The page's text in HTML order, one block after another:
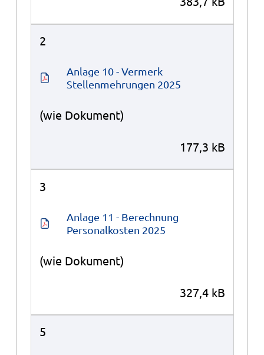
2
Anlage 10 - Vermerk
Stellenmehrungen 2025
(wie Dokument)
177,3 kB
3
Anlage 11 - Berechnung
Personalkosten 2025
(wie Dokument)
327,4 kB
5